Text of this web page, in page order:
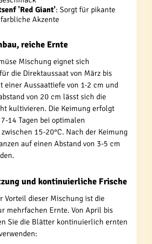
'Red Giant': Sorgt für pikante
Akzente
reiche Ernte
Mischung eignet sich
die Direktaussaat von März bis
einer Aussaattiefe von 1-2 cm und
von 20 cm lässt sich die
kultivieren. Die Keimung erfolgt
14 Tagen bei optimalen
15-20°C. Nach der Keimung
auf einen Abstand von 3-5 cm
und kontinuierliche Frische
Vorteil dieser Mischung ist die
mehrfachen Ernte. Von April bis
Sie die Blätter kontinuierlich ernten